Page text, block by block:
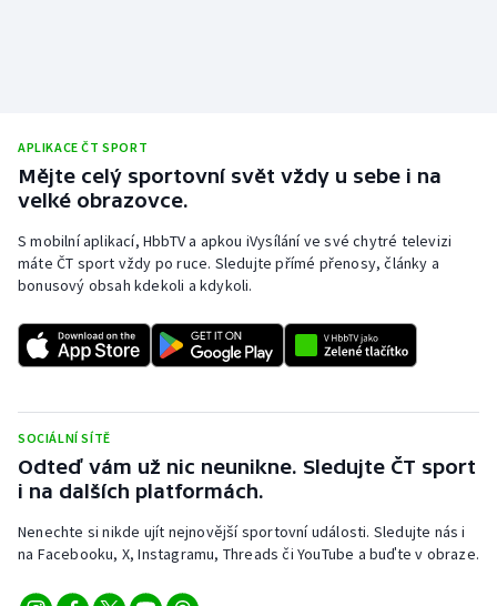
APLIKACE ČT SPORT
Mějte celý sportovní svět vždy u sebe i na
velké obrazovce.
S mobilní aplikací, HbbTV a apkou iVysílání ve své chytré televizi
máte ČT sport vždy po ruce. Sledujte přímé přenosy, články a
bonusový obsah kdekoli a kdykoli.
SOCIÁLNÍ SÍTĚ
Odteď vám už nic neunikne. Sledujte ČT sport
i na dalších platformách.
Nenechte si nikde ujít nejnovější sportovní události. Sledujte nás i
na Facebooku, X, Instagramu, Threads či YouTube a buďte v obraze.